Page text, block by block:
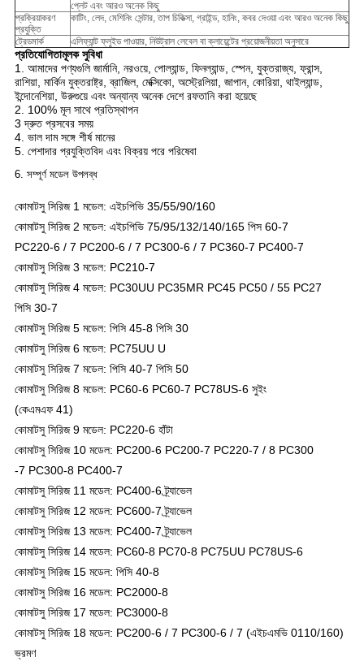
প্লেট এবং আরও অনেক কিছু
প্রক্রিয়াকরণ
প্রযুক্তি
কাটিং, লেদ, মেশিনিং সেন্টার, তাপ চিকিত্সা, গ্রাইন্ড, হানিং, কবর দেওয়া এবং আরও অনেক কিছু
ট্রেডমার্ক এলিফ্যান্ট ফ্লুইড পাওয়ার, নিউট্রাল লেবেল বা ক্লায়েন্টের প্রয়োজনীয়তা অনুসারে
প্রতিযোগিতামূলক সুবিধা
1. আমাদের পণ্যগুলি জার্মানি, নরওয়ে, পোল্যান্ড, ফিনল্যান্ড, স্পেন, যুক্তরাজ্য, ফ্রান্স,
রাশিয়া, মার্কিন যুক্তরাষ্ট্র, ব্রাজিল, মেক্সিকো, অস্ট্রেলিয়া, জাপান, কোরিয়া, থাইল্যান্ড,
ইন্দোনেশিয়া, উরুগুয়ে এবং অন্যান্য অনেক দেশে রফতানি করা হয়েছে
2. 100% মূল সাথে প্রতিস্থাপন
3 দ্রুত প্রসবের সময়
4. ভাল দাম সঙ্গে শীর্ষ মানের
5. পেশাদার প্রযুক্তিবিদ এবং বিক্রয় পরে পরিষেবা
6. সম্পূর্ণ মডেল উপলব্ধ
কোমাটসু সিরিজ 1 মডেল: এইচপিভি 35/55/90/160
কোমাটসু সিরিজ 2 মডেল: এইচপিভি 75/95/132/140/165 পিস 60-7
PC220-6 / 7 PC200-6 / 7 PC300-6 / 7 PC360-7 PC400-7
কোমাটসু সিরিজ 3 মডেল: PC210-7
কোমাটসু সিরিজ 4 মডেল: PC30UU PC35MR PC45 PC50 / 55 PC27
পিসি 30-7
কোমাটসু সিরিজ 5 মডেল: পিসি 45-8 পিসি 30
কোমাটসু সিরিজ 6 মডেল: PC75UU U
কোমাটসু সিরিজ 7 মডেল: পিসি 40-7 পিসি 50
কোমাটসু সিরিজ 8 মডেল: PC60-6 PC60-7 PC78US-6 সুইং
(কেএমএফ 41)
কোমাটসু সিরিজ 9 মডেল: PC220-6 হাঁটা
কোমাটসু সিরিজ 10 মডেল: PC200-6 PC200-7 PC220-7 / 8 PC300
-7 PC300-8 PC400-7
কোমাটসু সিরিজ 11 মডেল: PC400-6 ট্র্যাভেল
কোমাটসু সিরিজ 12 মডেল: PC600-7 ট্র্যাভেল
কোমাটসু সিরিজ 13 মডেল: PC400-7 ট্র্যাভেল
কোমাটসু সিরিজ 14 মডেল: PC60-8 PC70-8 PC75UU PC78US-6
কোমাটসু সিরিজ 15 মডেল: পিসি 40-8
কোমাটসু সিরিজ 16 মডেল: PC2000-8
কোমাটসু সিরিজ 17 মডেল: PC3000-8
কোমাটসু সিরিজ 18 মডেল: PC200-6 / 7 PC300-6 / 7 (এইচএমভি 0110/160)
ভ্রমণ